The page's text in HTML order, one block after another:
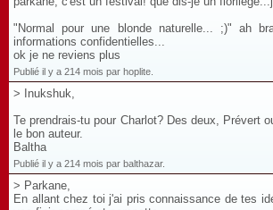
"Normal pour une blonde naturelle... ;)" ah
informations confidentielles...
ok je ne reviens plus
Publié il y a 214 mois par hoplite.
> Inukshuk,
Te prendrais-tu pour Charlot? Des deux, Prévert
le bon auteur.
Baltha
Publié il y a 214 mois par balthazar.
> Parkane,
En allant chez toi j'ai pris connaissance de tes